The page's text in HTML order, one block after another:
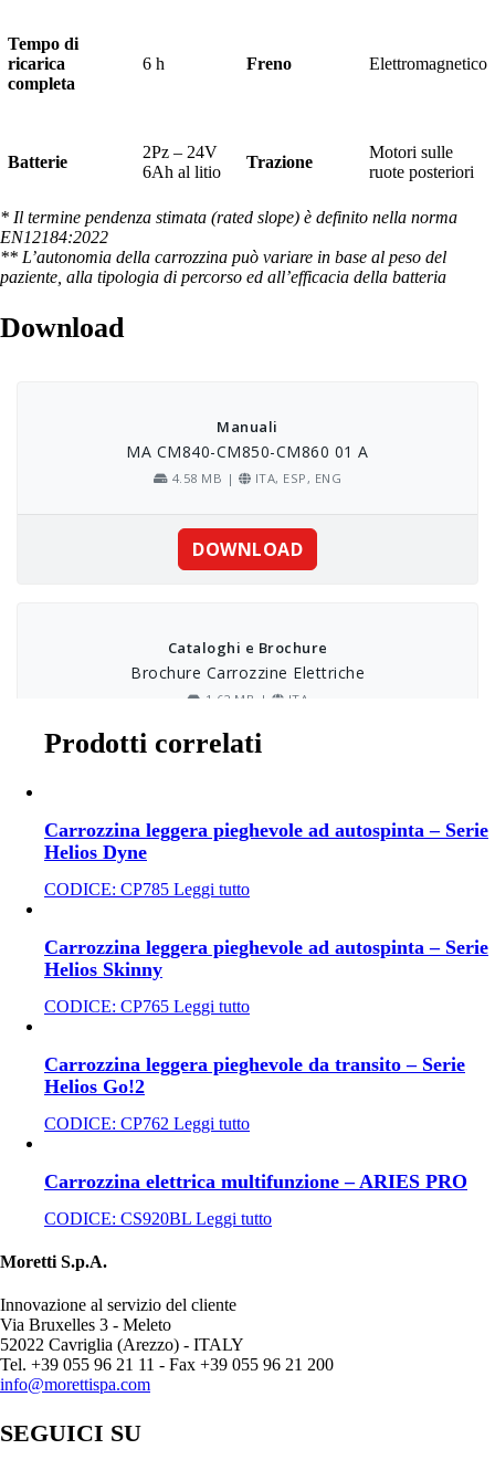
Tempo di
ricarica
completa
6 h Freno Elettromagnetico
Batterie
2Pz – 24V
6Ah al litio
Trazione
Motori sulle
ruote posteriori
* Il termine pendenza stimata (rated slope) è definito nella norma
EN12184:2022
** L’autonomia della carrozzina può variare in base al peso del
paziente, alla tipologia di percorso ed all’efficacia della batteria
Download
Prodotti correlati
Carrozzina leggera pieghevole ad autospinta – Serie
Helios Dyne
CODICE: CP785 Leggi tutto
Carrozzina leggera pieghevole ad autospinta – Serie
Helios Skinny
CODICE: CP765 Leggi tutto
Carrozzina leggera pieghevole da transito – Serie
Helios Go!2
CODICE: CP762 Leggi tutto
Carrozzina elettrica multifunzione – ARIES PRO
CODICE: CS920BL Leggi tutto
Moretti S.p.A.
Innovazione al servizio del cliente
Via Bruxelles 3 - Meleto
52022 Cavriglia (Arezzo) - ITALY
Tel. +39 055 96 21 11 - Fax +39 055 96 21 200
info@morettispa.com
SEGUICI SU